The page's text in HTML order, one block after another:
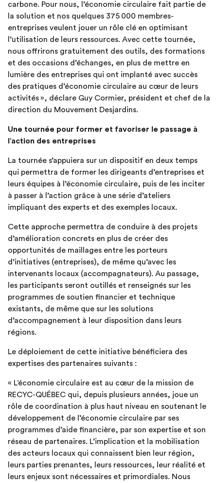
carbone. Pour nous, l’économie circulaire fait partie de
la solution et nos quelques 375 000 membres-
entreprises veulent jouer un rôle clé en optimisant
l’utilisation de leurs ressources. Avec cette tournée,
nous offrirons gratuitement des outils, des formations
et des occasions d’échanges, en plus de mettre en
lumière des entreprises qui ont implanté avec succès
des pratiques d’économie circulaire au cœur de leurs
activités », déclare Guy Cormier, président et chef de la
direction du Mouvement Desjardins.
Une tournée pour former et favoriser le passage à
l’action des entreprises
La tournée s’appuiera sur un dispositif en deux temps
qui permettra de former les dirigeants d’entreprises et
leurs équipes à l’économie circulaire, puis de les inciter
à passer à l’action grâce à une série d’ateliers
impliquant des experts et des exemples locaux.
Cette approche permettra de conduire à des projets
d’amélioration concrets en plus de créer des
opportunités de maillages entre les porteurs
d’initiatives (entreprises), de même qu’avec les
intervenants locaux (accompagnateurs). Au passage,
les participants seront outillés et renseignés sur les
programmes de soutien financier et technique
existants, de même que sur les solutions
d’accompagnement à leur disposition dans leurs
régions.
Le déploiement de cette initiative bénéficiera des
expertises des partenaires suivants :
« L‘économie circulaire est au cœur de la mission de
RECYC-QUÉBEC qui, depuis plusieurs années, joue un
rôle de coordination à plus haut niveau en soutenant le
développement de l’économie circulaire par ses
programmes d’aide financière, par son expertise et son
réseau de partenaires. L’implication et la mobilisation
des acteurs locaux qui connaissent bien leur région,
leurs parties prenantes, leurs ressources, leur réalité et
leurs enjeux sont nécessaires et primordiales. Nous